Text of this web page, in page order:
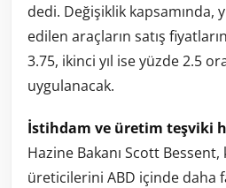
dedi. Değişiklik kapsamında,
edilen araçların satış
3.75, ikinci yıl ise yüzde 2.5
uygulanacak.
İstihdam ve üretim teşviki
Hazine Bakanı Scott
üreticilerini ABD içinde daha